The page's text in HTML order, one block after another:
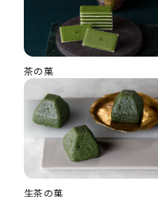
北山本店シェフクッキー
茶の菓
生茶の菓